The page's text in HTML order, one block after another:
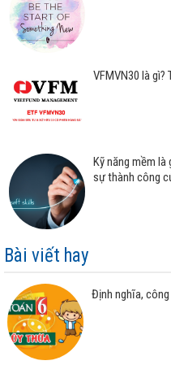
VFMVN30 là gì?
Kỹ năng mềm là
sự thành công
Bài viết hay
Định nghĩa,